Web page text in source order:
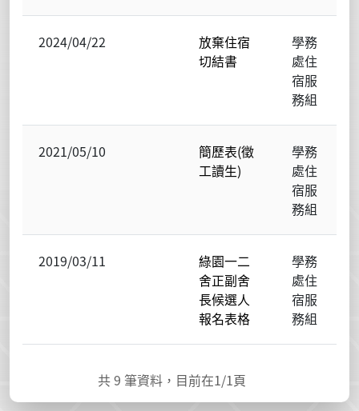
2024/04/22
放棄住宿
切結書
學務
處住
宿服
務組
2021/05/10
簡歷表(徵
工讀生)
學務
處住
宿服
務組
2019/03/11
綠園一二
舍正副舍
長候選人
報名表格
學務
處住
宿服
務組
共9 筆資料，目前在1/1頁